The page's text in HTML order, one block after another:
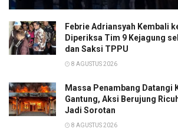
Febrie Adriansyah Kembali
Diperiksa Tim 9 Kejagung
dan Saksi TPPU
8 AGUSTUS 2026
Massa Penambang Datangi
Gantung, Aksi Berujung
Jadi Sorotan
8 AGUSTUS 2026